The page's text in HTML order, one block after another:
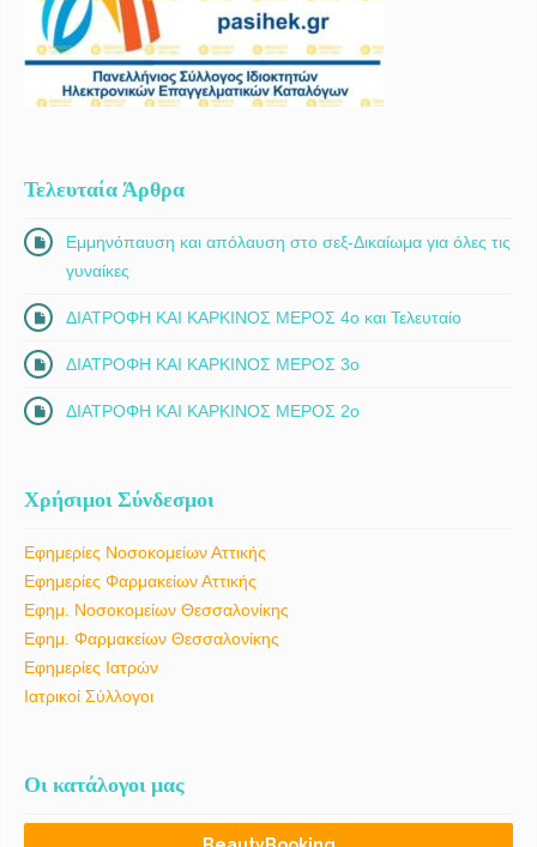
Τελευταία Άρθρα
Εμμηνόπαυση και απόλαυση στο σεξ-Δικαίωμα για όλες τις
γυναίκες
ΔΙΑΤΡΟΦΗ ΚΑΙ ΚΑΡΚΙΝΟΣ ΜΕΡΟΣ 4ο και Τελευταίο
ΔΙΑΤΡΟΦΗ ΚΑΙ ΚΑΡΚΙΝΟΣ ΜΕΡΟΣ 3ο
ΔΙΑΤΡΟΦΗ ΚΑΙ ΚΑΡΚΙΝΟΣ ΜΕΡΟΣ 2ο
Χρήσιμοι Σύνδεσμοι
Εφημερίες Νοσοκομείων Αττικής
Εφημερίες Φαρμακείων Αττικής
Εφημ. Νοσοκομείων Θεσσαλονίκης
Εφημ. Φαρμακείων Θεσσαλονίκης
Εφημερίες Ιατρών
Ιατρικοί Σύλλογοι
Οι κατάλογοι μας